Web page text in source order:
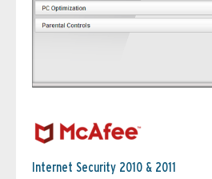
Internet Security 2010 & 2011